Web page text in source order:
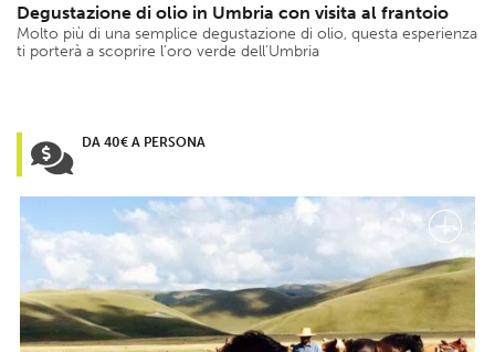
Degustazione di olio in Umbria con visita al frantoio
Molto più di una semplice degustazione di olio, questa esperienza
ti porterà a scoprire l’oro verde dell’Umbria
DA 40€ A PERSONA